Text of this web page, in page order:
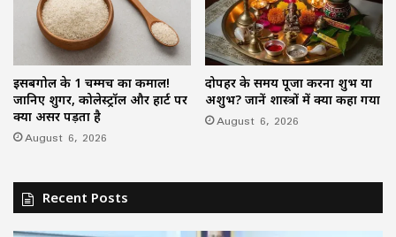
इसबगोल के 1 चम्मच का कमाल!
जानिए शुगर, कोलेस्ट्रॉल और हार्ट पर
क्या असर पड़ता है
August 6, 2026
दोपहर के समय पूजा करना शुभ या
अशुभ? जानें शास्त्रों में क्या कहा गया
August 6, 2026
Recent Posts